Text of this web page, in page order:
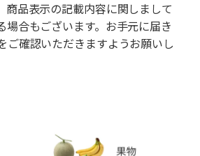
商品表示の記載内容に関しまして
場合もございます。お手元に届き
ご確認いただきますようお願いし